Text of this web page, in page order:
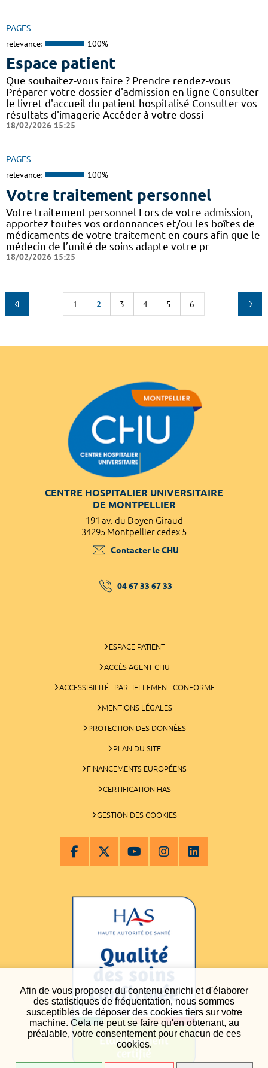
Afin de vous proposer du contenu enrichi et d'élaborer
des statistiques de fréquentation, nous sommes
susceptibles de déposer des cookies tiers sur votre
machine. Cela ne peut se faire qu'en obtenant, au
préalable, votre consentement pour chacun de ces
cookies.
PAGES
relevance: 100%
Espace patient
Que souhaitez-vous faire ? Prendre rendez-vous
Préparer votre dossier d'admission en ligne Consulter
le livret d'accueil du patient hospitalisé Consulter vos
résultats d'imagerie Accéder à votre dossi
18/02/2026 15:25
PAGES
relevance: 100%
Votre traitement personnel
Votre traitement personnel Lors de votre admission,
apportez toutes vos ordonnances et/ou les boîtes de
médicaments de votre traitement en cours afin que le
médecin de l’unité de soins adapte votre pr
18/02/2026 15:25
1 2 3 4 5 6
CENTRE HOSPITALIER UNIVERSITAIRE
DE MONTPELLIER
191 av. du Doyen Giraud
34295 Montpellier cedex 5
Contacter le CHU
04 67 33 67 33
ESPACE PATIENT
ACCÈS AGENT CHU
ACCESSIBILITÉ : PARTIELLEMENT CONFORME
MENTIONS LÉGALES
PROTECTION DES DONNÉES
PLAN DU SITE
FINANCEMENTS EUROPÉENS
CERTIFICATION HAS
GESTION DES COOKIES